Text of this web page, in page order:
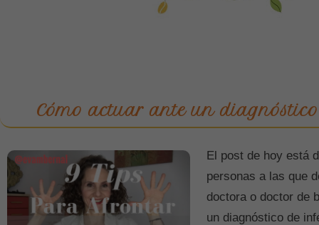
Cómo actuar ante un
El post de hoy está
personas a las que
doctora o doctor de
un diagnóstico de